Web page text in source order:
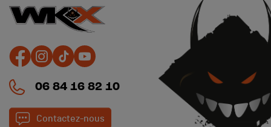
06 84 16 82 10
Contactez-nous